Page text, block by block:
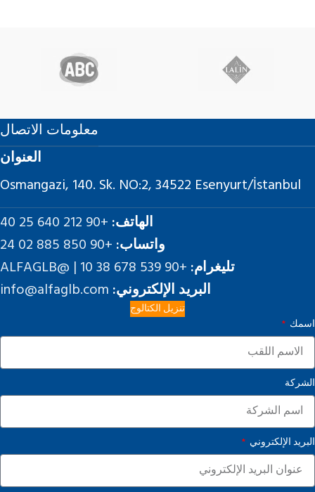
معلومات الاتصال
العنوان
Osmangazi, 140. Sk. NO:2, 34522 Esenyurt/İstanbul
الهاتف: +90 212 640 25 40
واتساب: +90 850 885 02 24
تليغرام: +90 539 678 38 10 | @ALFAGLB
البريد الإلكتروني: info@alfaglb.com
تنزيل الكتالوج
اسمك
الشركة
البريد الإلكتروني